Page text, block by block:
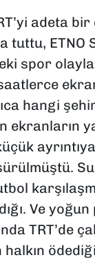
adeta
tuttu, ETNO
spor
hangi
ekranların
Ve
TRT’de
halkın